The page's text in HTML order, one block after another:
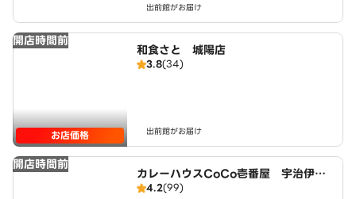
出前館がお届け
開店時間前
お店価格
和食さと 城陽店
3.8(34)
出前館がお届け
開店時間前
カレーハウスCoCo壱番屋 宇治伊勢
田店（SD）
4.2(99)